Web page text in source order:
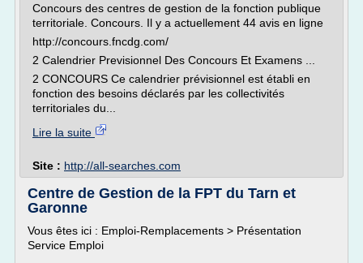
Concours des centres de gestion de la fonction publique
territoriale. Concours. Il y a actuellement 44 avis en ligne
http://concours.fncdg.com/
2 Calendrier Previsionnel Des Concours Et Examens ...
2 CONCOURS Ce calendrier prévisionnel est établi en
fonction des besoins déclarés par les collectivités
territoriales du...
Lire la suite
Site : http://all-searches.com
Centre de Gestion de la FPT du Tarn et
Garonne
Vous êtes ici : Emploi-Remplacements > Présentation
Service Emploi